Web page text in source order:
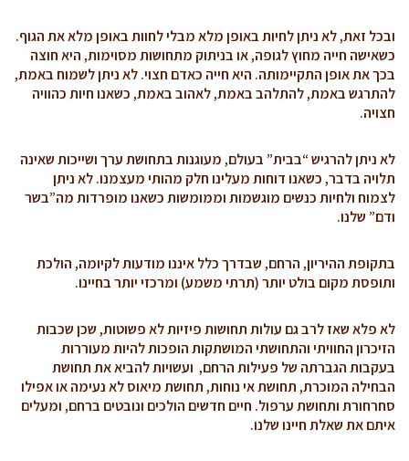
ובכל זאת, לא ניתן לחיות באופן מלא מבלי לחוות באופן מלא את הגוף.
כשאישה חייה מחוץ לגופה, או בניתוק מתחושות מסוימות, היא חוצה
בכך את אופן התקיימותה. היא חייה כאדם חצוי. לא ניתן לשמוח באמת,
להתרגש באמת, להתלהב באמת, לאהוב באמת, כשאנו חיות כהוויה
חצויה.
לא ניתן להרגיש “בבית” בעולם, מעוגנות בתחושת ערך ושייכות שאינה
תלויה בדבר, כשאנו דוחות מעלינו חלק מהותי מעצמנו. לא ניתן
לצמוח ולחיות כנשים מוגשמות וממומשות כשאנו מופרדות מה”בשר
ודם” שלנו.
בתקופת ההיריון, הרחם, שבדרך כלל איננו מודעות לקיומה, הולכת
ותופסת מקום בולט יותר (תרתי משמע) ומרכזי יותר בחיינו.
לא פלא שאז לרב גם עולות תחושות פיזיות לא פשוטות, שכן שכבות
הזיכרון החוויתי והתחושתי המושתקות הופכות להיות מעוררות
בעקבות הגברתה של פעילות הרחם, ועשויות להביא את תחושת
הבחילה המוכרת, תחושת אי נוחות, תחושת מיאוס לא נעימה או אפילו
סחרחורת ותחושת ערפול. חיים חדשים הולכים ונובטים ברחם, ומעלים
איתם את שאלת חיינו שלנו.